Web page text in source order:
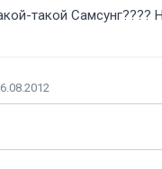
такой Самсунг????